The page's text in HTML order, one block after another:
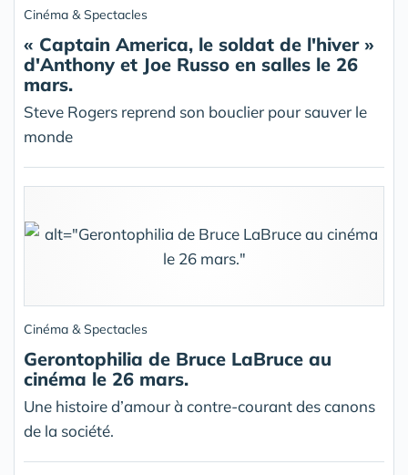
Cinéma & Spectacles
« Captain America, le soldat de l'hiver »
d'Anthony et Joe Russo en salles le 26
mars.
Steve Rogers reprend son bouclier pour sauver le
monde
Cinéma & Spectacles
Gerontophilia de Bruce LaBruce au
cinéma le 26 mars.
Une histoire d’amour à contre-courant des canons
de la société.